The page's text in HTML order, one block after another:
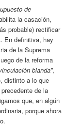
de
la casación,
probable) rectificar
En definitiva, hay
de la Suprema
de la reforma
blanda”,
distinto a lo que
de la
que, en algún
porque ahora